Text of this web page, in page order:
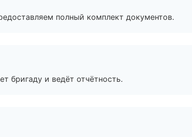
полный комплект документов.
бригаду и ведёт отчётность.